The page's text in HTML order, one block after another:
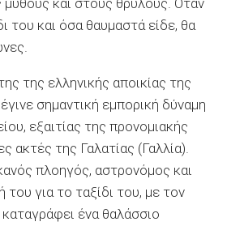
του και όσα θαυμαστά είδε, θα
της ελληνικής αποικίας της
σημαντική εμπορική δύναμη
εξαιτίας της προνομιακής
ακτές της Γαλατίας (Γαλλία).
πλοηγός, αστρονόμος και
για το ταξίδι του, με τον
καταγράφει ένα θαλάσσιο